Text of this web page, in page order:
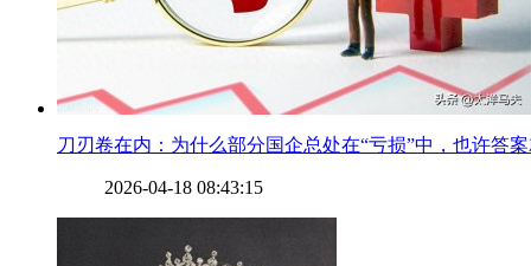
刀刃卷在内：为什么部分国企总处在“亏损”中，也许答
2026-04-18 08:43:15